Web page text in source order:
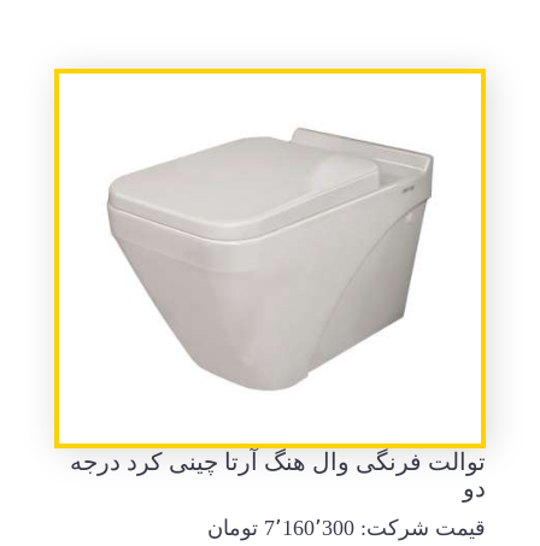
توالت فرنگی وال هنگ آرتا چینی کرد درجه
دو
قیمت شرکت: 7٬160٬300 تومان